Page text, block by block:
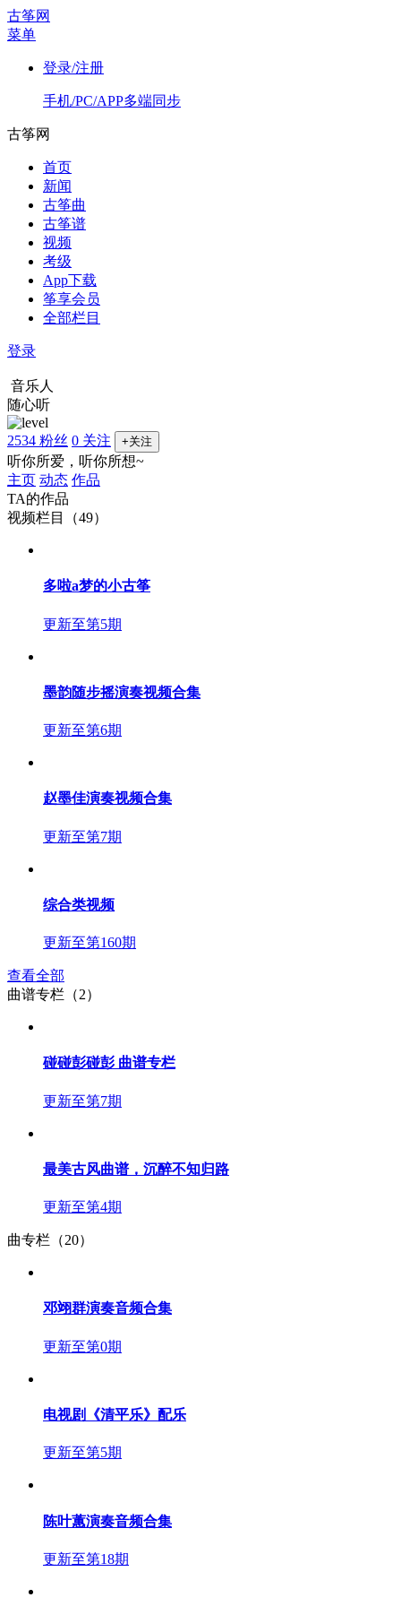
古筝网
菜单
登录/注册
手机/PC/APP多端同步
古筝网
首页
新闻
古筝曲
古筝谱
视频
考级
App下载
筝享会员
全部栏目
登录
音乐人
随心听
2534 粉丝 0 关注 +关注
听你所爱，听你所想~
主页 动态 作品
TA的作品
视频栏目（49）
多啦a梦的小古筝
更新至第5期
墨韵随步摇演奏视频合集
更新至第6期
赵墨佳演奏视频合集
更新至第7期
综合类视频
更新至第160期
查看全部
曲谱专栏（2）
碰碰彭碰彭 曲谱专栏
更新至第7期
最美古风曲谱，沉醉不知归路
更新至第4期
曲专栏（20）
邓翊群演奏音频合集
更新至第0期
电视剧《清平乐》配乐
更新至第5期
陈叶蕙演奏音频合集
更新至第18期